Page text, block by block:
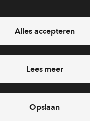
Ja, ik wil mij aanmelden
en wil je direct
712 20 71
feestdagen)